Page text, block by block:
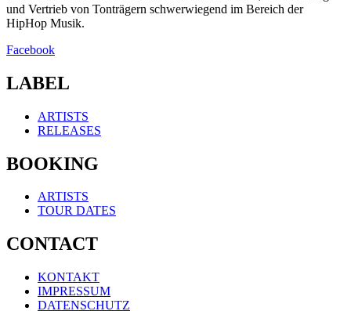
und Vertrieb von Tonträgern schwerwiegend im Bereich der
HipHop Musik.
Facebook
LABEL
ARTISTS
RELEASES
BOOKING
ARTISTS
TOUR DATES
CONTACT
KONTAKT
IMPRESSUM
DATENSCHUTZ